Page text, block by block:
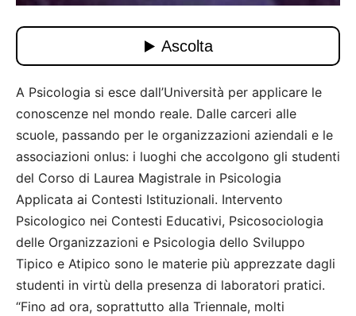
A Psicologia si esce dall’Università per applicare le
conoscenze nel mondo reale. Dalle carceri alle
scuole, passando per le organizzazioni aziendali e le
associazioni onlus: i luoghi che accolgono gli studenti
del Corso di Laurea Magistrale in Psicologia
Applicata ai Contesti Istituzionali. Intervento
Psicologico nei Contesti Educativi, Psicosociologia
delle Organizzazioni e Psicologia dello Sviluppo
Tipico e Atipico sono le materie più apprezzate dagli
studenti in virtù della presenza di laboratori pratici.
“Fino ad ora, soprattutto alla Triennale, molti